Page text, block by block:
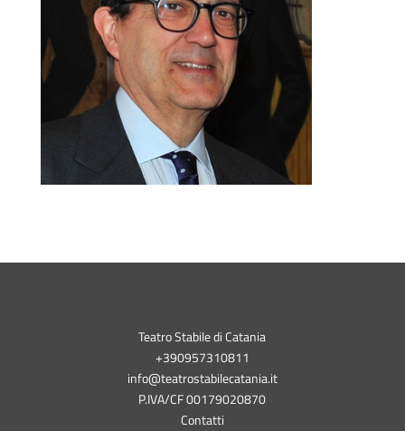
Teatro Stabile di Catania
+390957310811
info@teatrostabilecatania.it
P.IVA/CF 00179020870
Contatti